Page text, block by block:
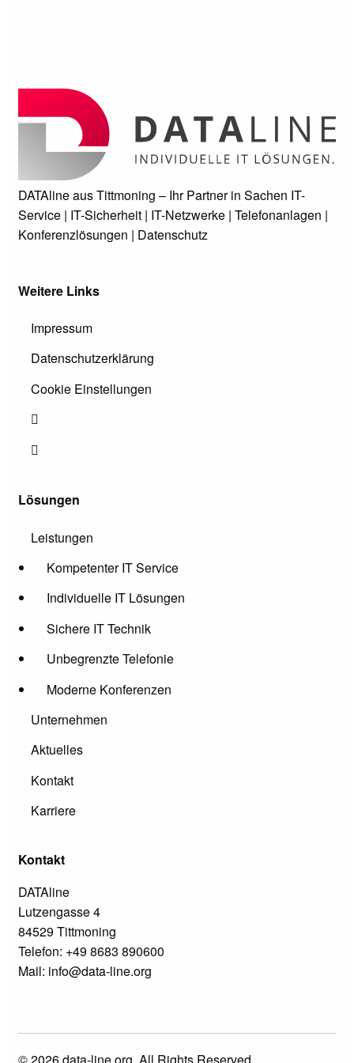
DATAline aus Tittmoning – Ihr Partner in Sachen IT-
Service | IT-Sicherheit | IT-Netzwerke | Telefonanlagen |
Konferenzlösungen | Datenschutz
Weitere Links
Impressum
Datenschutzerklärung
Cookie Einstellungen
Lösungen
Leistungen
Kompetenter IT Service
Individuelle IT Lösungen
Sichere IT Technik
Unbegrenzte Telefonie
Moderne Konferenzen
Unternehmen
Aktuelles
Kontakt
Karriere
Kontakt
DATAline
Lutzengasse 4
84529 Tittmoning
Telefon: +49 8683 890600
Mail: info@data-line.org